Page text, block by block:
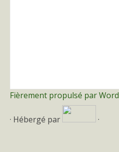
Fièrement propulsé par
· Hébergé par ·